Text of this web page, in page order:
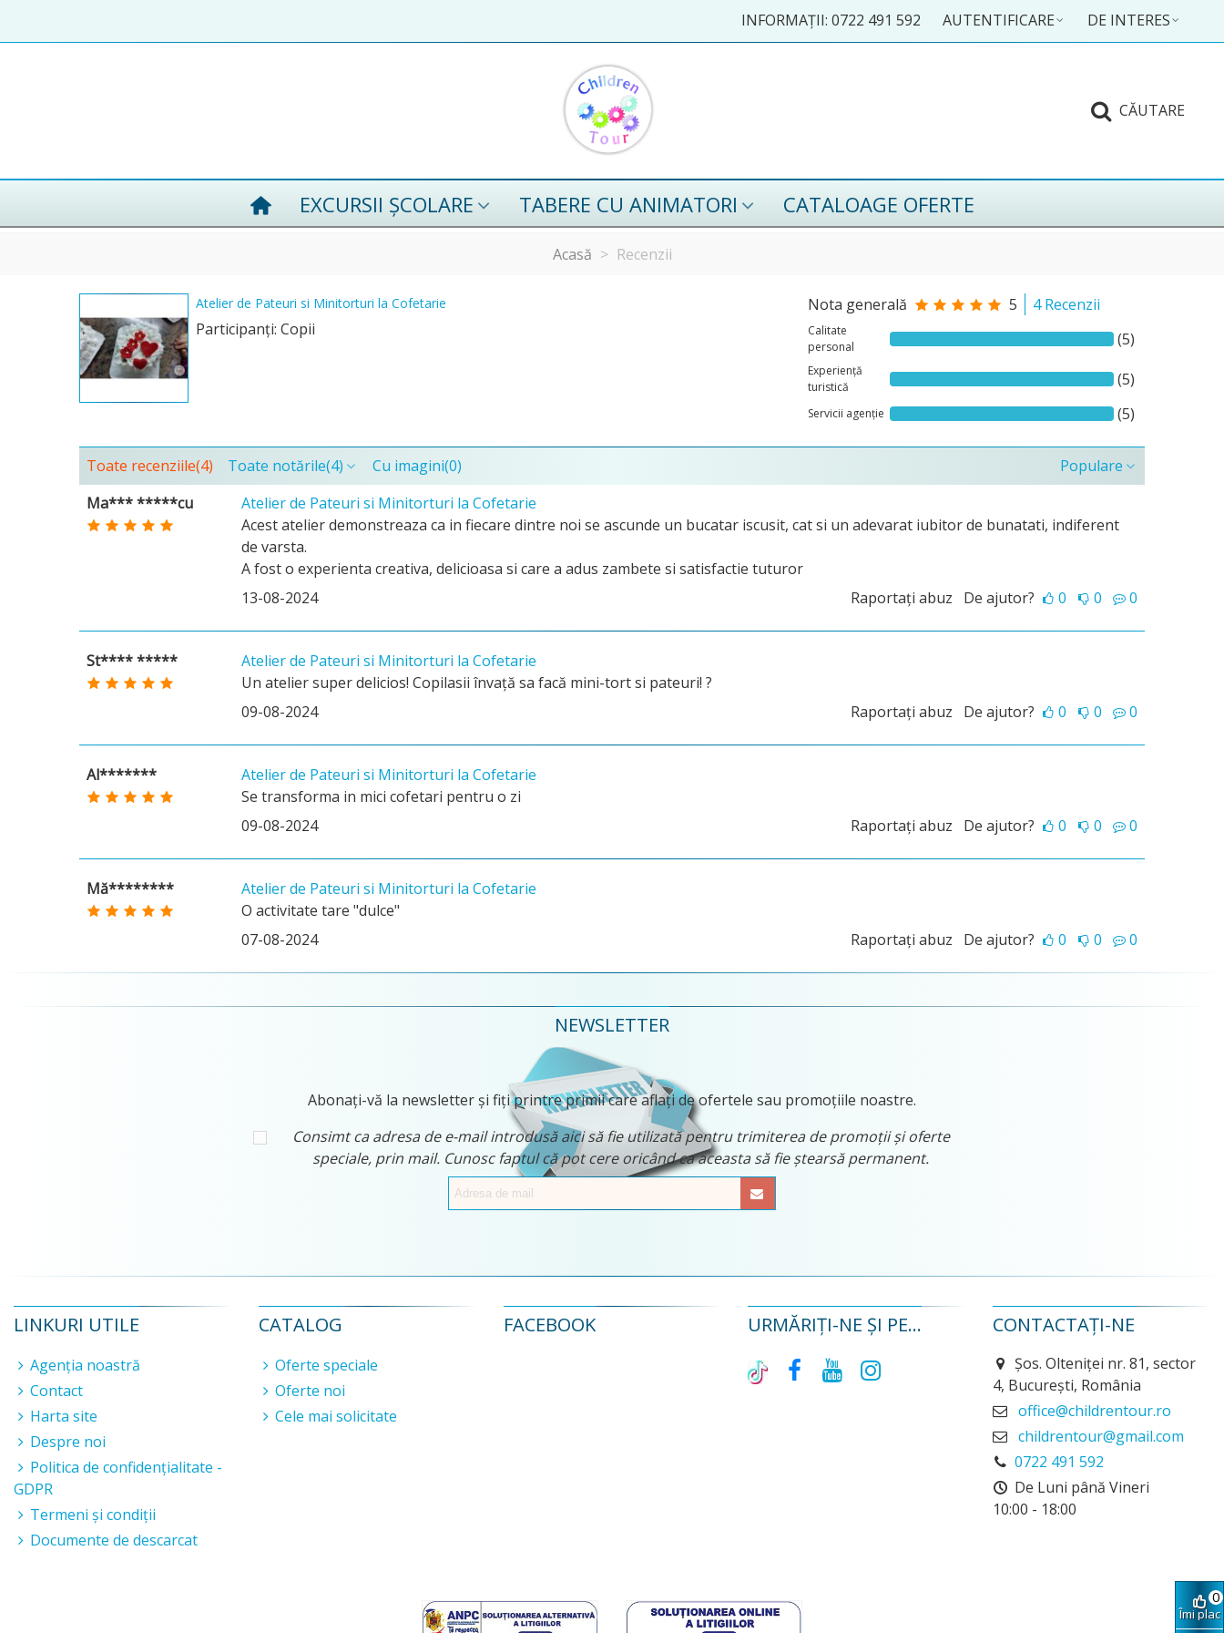
INFORMAȚII: 0722 491 592 AUTENTIFICARE DE INTERES
CĂUTARE
EXCURSII ȘCOLARE TABERE CU ANIMATORI CATALOAGE OFERTE
Acasă > Recenzii
Atelier de Pateuri si Minitorturi la Cofetarie
Participanţi: Copii
Nota generală 5 4 Recenzii
Calitate
personal
(5)
Experiență
turistică
(5)
Servicii agenție (5)
Toate recenziile(4) Toate notările(4) Cu imagini(0)
Populare
Ma*** *****cu
Atelier de Pateuri si Minitorturi la Cofetarie
Acest atelier demonstreaza ca in fiecare dintre noi se ascunde un bucatar iscusit, cat si un adevarat iubitor de bunatati, indiferent
de varsta.
A fost o experienta creativa, delicioasa si care a adus zambete si satisfactie tuturor
13-08-2024
Raportați abuz De ajutor? 0 0 0
St**** *****
Atelier de Pateuri si Minitorturi la Cofetarie
Un atelier super delicios! Copilasii învață sa facă mini-tort si pateuri! ?
09-08-2024
Raportați abuz De ajutor? 0 0 0
Al*******
Atelier de Pateuri si Minitorturi la Cofetarie
Se transforma in mici cofetari pentru o zi
09-08-2024
Raportați abuz De ajutor? 0 0 0
Mă********
Atelier de Pateuri si Minitorturi la Cofetarie
O activitate tare "dulce"
07-08-2024
Raportați abuz De ajutor? 0 0 0
NEWSLETTER
Abonați-vă la newsletter și fiți printre primii care aflați de ofertele sau promoțiile noastre.
Consimt ca adresa de e-mail introdusă aici să fie utilizată pentru trimiterea de promoții și oferte
speciale, prin mail. Cunosc faptul că pot cere oricând ca aceasta să fie ștearsă permanent.
LINKURI UTILE
Agenția noastră
Contact
Harta site
Despre noi
Politica de confidențialitate -
GDPR
Termeni și condiții
Documente de descarcat
CATALOG
Oferte speciale
Oferte noi
Cele mai solicitate
FACEBOOK URMĂRIȚI-NE ȘI PE... CONTACTAȚI-NE
Șos. Olteniței nr. 81, sector
4, București, România
office@childrentour.ro
childrentour@gmail.com
0722 491 592
De Luni până Vineri
10:00 - 18:00
Îmi plac
0